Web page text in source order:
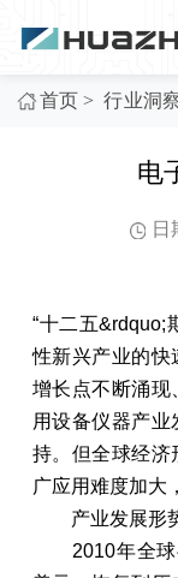
首页 > 行业洞
电
日
“十二五&rdquo;
性新兴产业的快
增长点不断涌现
用设备仪器产
持。但全球经济
广应用难度加大
产业发展形
2010年全球